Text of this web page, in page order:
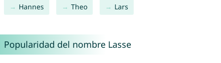
Hannes Theo Lars
Popularidad del nombre Lasse